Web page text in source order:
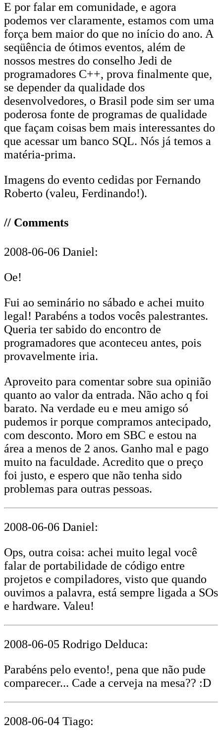
E por falar em comunidade, e agora
podemos ver claramente, estamos com uma
força bem maior do que no início do ano. A
seqüência de ótimos eventos, além de
nossos mestres do conselho Jedi de
programadores C++, prova finalmente que,
se depender da qualidade dos
desenvolvedores, o Brasil pode sim ser uma
poderosa fonte de programas de qualidade
que façam coisas bem mais interessantes do
que acessar um banco SQL. Nós já temos a
matéria-prima.
Imagens do evento cedidas por Fernando
Roberto (valeu, Ferdinando!).
// Comments
2008-06-06 Daniel:
Oe!
Fui ao seminário no sábado e achei muito
legal! Parabéns a todos vocês palestrantes.
Queria ter sabido do encontro de
programadores que aconteceu antes, pois
provavelmente iria.
Aproveito para comentar sobre sua opinião
quanto ao valor da entrada. Não acho q foi
barato. Na verdade eu e meu amigo só
pudemos ir porque compramos antecipado,
com desconto. Moro em SBC e estou na
área a menos de 2 anos. Ganho mal e pago
muito na faculdade. Acredito que o preço
foi justo, e espero que não tenha sido
problemas para outras pessoas.
2008-06-06 Daniel:
Ops, outra coisa: achei muito legal você
falar de portabilidade de código entre
projetos e compiladores, visto que quando
ouvimos a palavra, está sempre ligada a SOs
e hardware. Valeu!
2008-06-05 Rodrigo Delduca:
Parabéns pelo evento!, pena que não pude
comparecer... Cade a cerveja na mesa?? :D
2008-06-04 Tiago: